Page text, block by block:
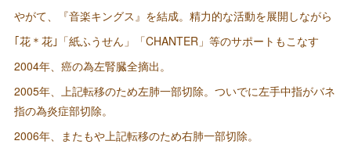
やがて、『音楽キングス』を結成。精力的な活動を展開しながら
｢花＊花｣「紙ふうせん」「CHANTER」等のサポートもこなす
2004年、癌の為左腎臓全摘出。
2005年、上記転移のため左肺一部切除。ついでに左手中指がバネ
指の為炎症部切除。
2006年、またもや上記転移のため右肺一部切除。